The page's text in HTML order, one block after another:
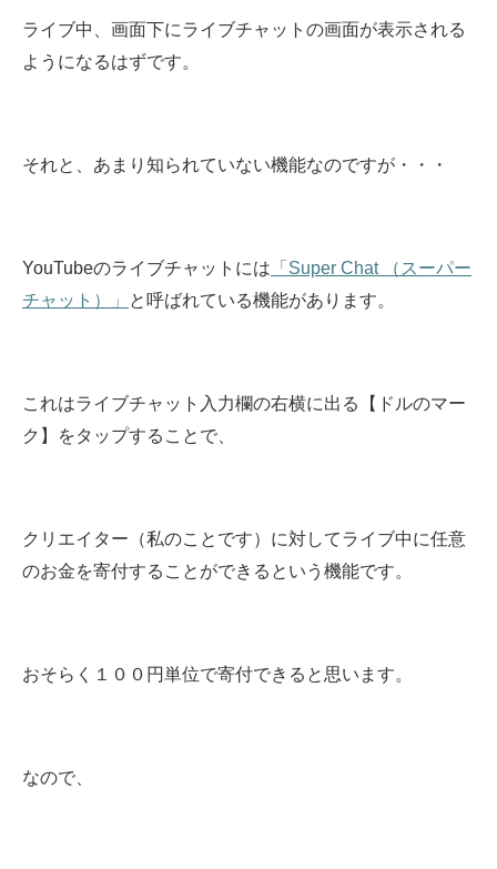
ライブ中、画面下にライブチャットの画面が表示される
ようになるはずです。
それと、あまり知られていない機能なのですが・・・
YouTubeのライブチャットには 「Super Chat （スーパー
チャット）」
と呼ばれている機能があります。
これはライブチャット入力欄の右横に出る【ドルのマー
ク】をタップすることで、
クリエイター（私のことです）に対してライブ中に任意
のお金を寄付することができるという機能です。
おそらく１００円単位で寄付できると思います。
なので、